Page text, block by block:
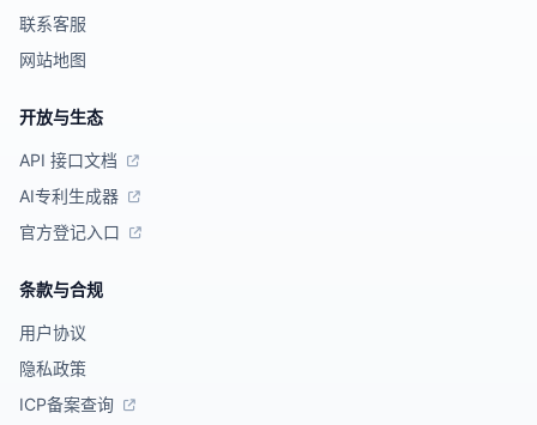
联系客服
网站地图
开放与生态
API 接口文档
AI专利生成器
官方登记入口
条款与合规
用户协议
隐私政策
ICP备案查询